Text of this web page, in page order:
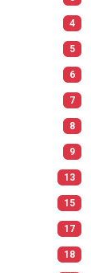
4
5
6
7
8
9
13
15
17
18